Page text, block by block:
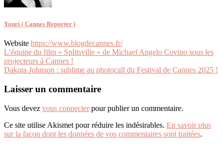
Youri ( Cannes Reporter )
Website https://www.blogdecannes.fr/
Navigation
de
L’équipe du film « Splitsville » de Michael Angelo Covino sous les
projecteurs à Cannes !
Dakota Johnson : sublime au photocall du Festival de Cannes 2025 !
Laisser un commentaire
Vous devez vous connecterpour publier un commentaire.
Ce site utilise Akismet pour réduire les indésirables. En savoir plus
sur la façon dont les données de vos commentaires sont traitées.